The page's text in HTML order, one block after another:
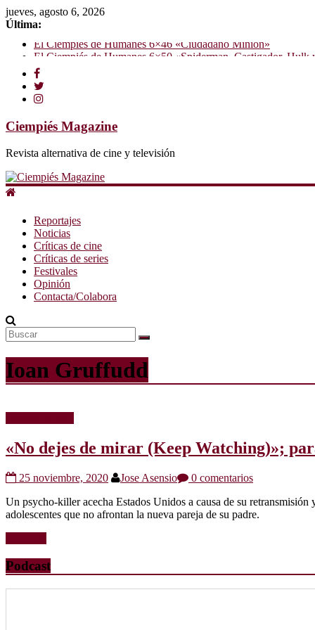
jueves, agosto 6, 2026
Última:
El Ciempiés de Humanes 6×46 «Ciudadano Minion»
El Ciempiés de Humanes 6×49 «Kiritaaaaa»
El Ciempiés de Humanes 6×48 «El Síndrome de Odiseo»
El Ciempiés de Humanes 6×47 «De nada por nada»
Ciempiés Magazine
Revista alternativa de cine y televisión
Reportajes
Noticias
Críticas de cine
Críticas de series
Festivales
Opinión
Contacta/Colabora
Ioan Gruffudd
«No dejes de mirar (Keep Watching)»;
25 noviembre, 2020 Jose Asensio
0 comentarios
Un psycho-killer acecha Estados Unidos a causa de su
adolescentes que no afrontan la nueva pareja de su padre.
Podcast